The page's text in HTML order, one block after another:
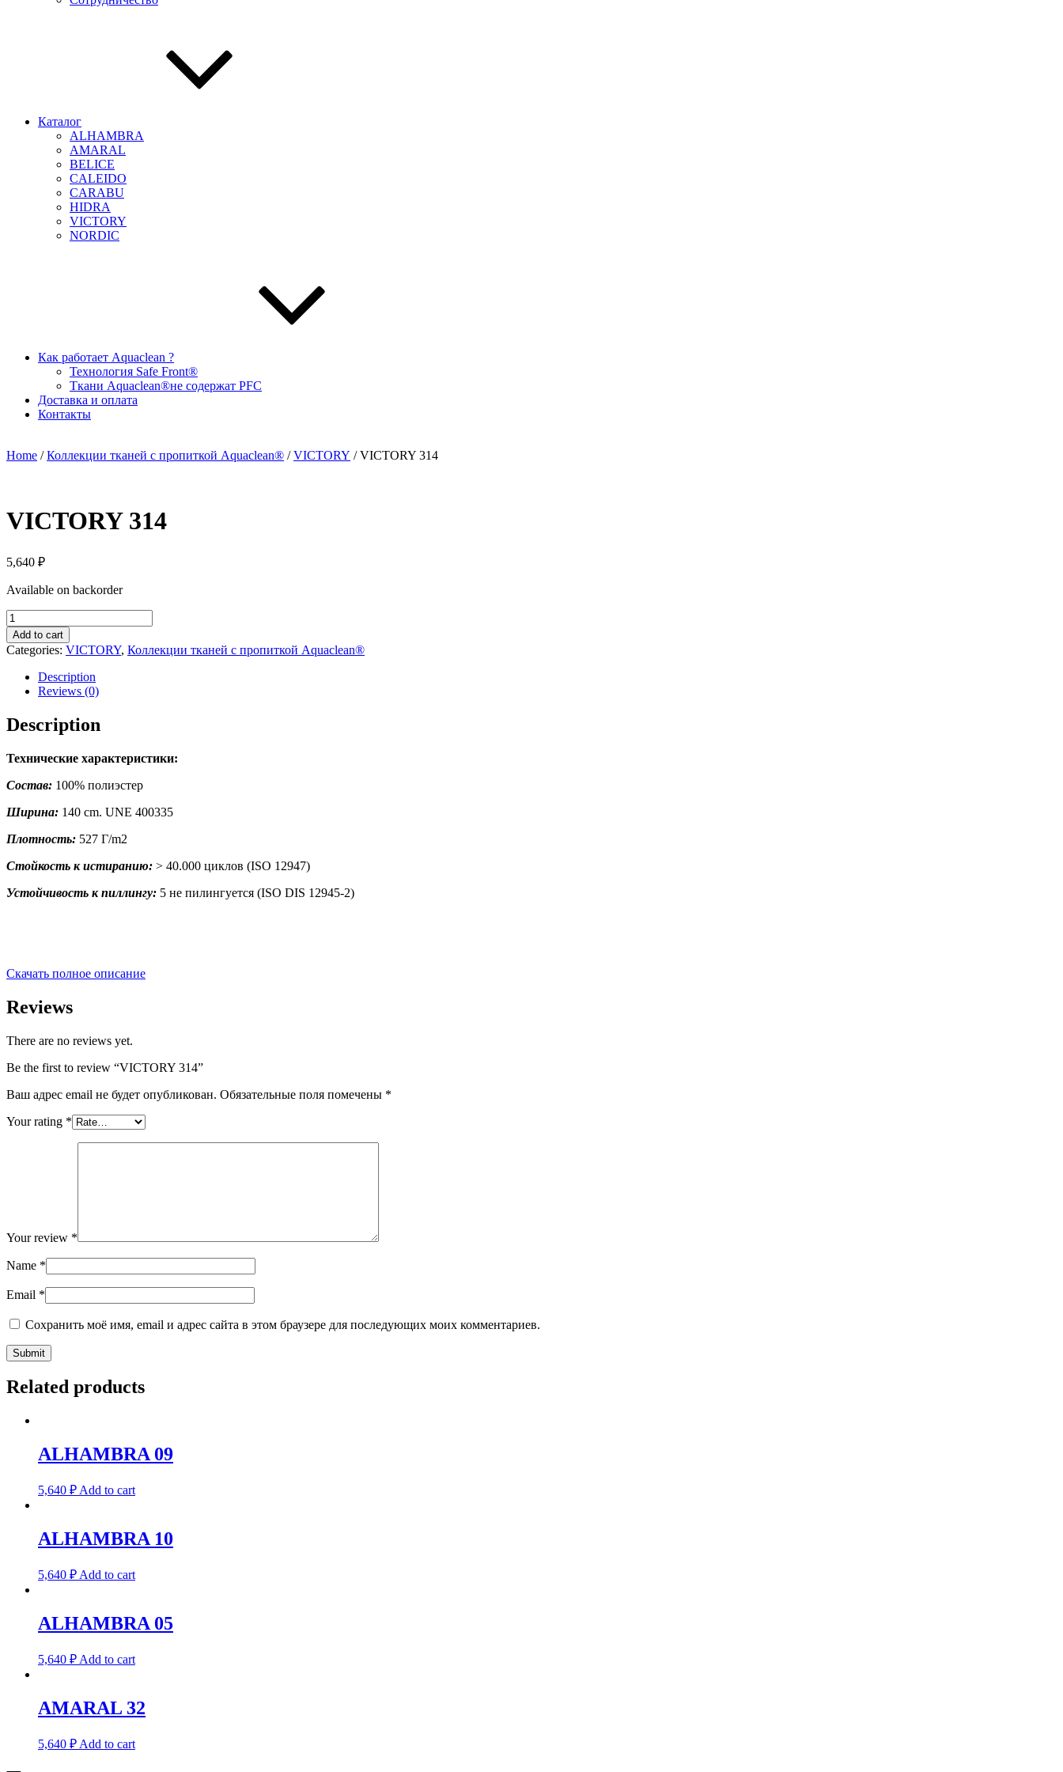
Каталог
ALHAMBRA
AMARAL
BELICE
CALEIDO
CARABU
HIDRA
VICTORY
NORDIC
Как работает Aquaclean ?
Технология Safe Front®
Ткани Aquaclean®не содержат PFC
Доставка и оплата
Контакты
Home /Коллекции тканей с пропиткой Aquaclean® /VICTORY / VICTORY 314
VICTORY 314
5,640 ₽
Available on backorder
VICTORY
314
quantity
Add to cart
Categories: VICTORY, Коллекции тканей с пропиткой Aquaclean®
Description
Reviews (0)
Description
Технические характеристики:
Состав: 100% полиэстер
Ширина: 140 cm. UNE 400335
Плотность: 527 Г/m2
Стойкость к истиранию: > 40.000 циклов (ISO 12947)
Устойчивость к пиллингу: 5 не пилингуется (ISO DIS 12945-2)
Скачать полное описание
Reviews
There are no reviews yet.
Be the first to review “VICTORY 314”
Ваш адрес email не будет опубликован. Обязательные поля помечены *
Your rating *
Your review *
Name *
Email *
Сохранить моё имя, email и адрес сайта в этом браузере для последующих моих комментариев.
Related products
ALHAMBRA 09
5,640 ₽ Add to cart
ALHAMBRA 10
5,640 ₽ Add to cart
ALHAMBRA 05
5,640 ₽ Add to cart
AMARAL 32
5,640 ₽ Add to cart